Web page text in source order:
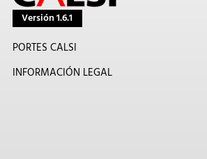
Versión 1.6.1
PORTES CALSI
INFORMACIÓN LEGAL